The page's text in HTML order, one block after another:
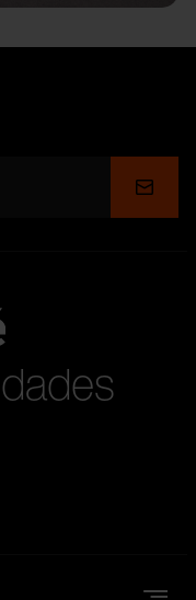
Enviar